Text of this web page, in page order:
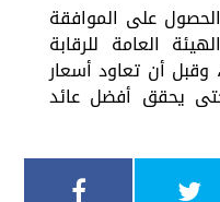
على الموافقة
العامة للرقابة
أن تعاود أسعار
يحقق أفضل عائد